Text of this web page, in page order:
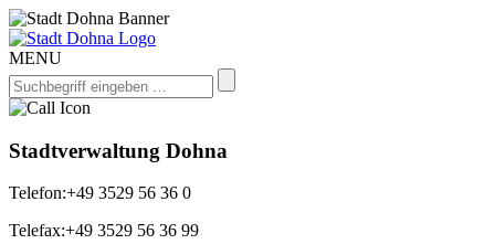
MENU
Stadtverwaltung Dohna
Telefon:+49 3529 56 36 0
Telefax:+49 3529 56 36 99